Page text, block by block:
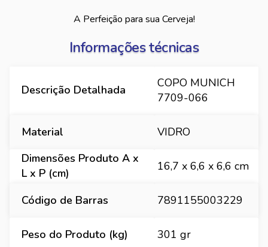
A Perfeição para sua Cerveja!
Informações técnicas
Descrição Detalhada
COPO MUNICH
7709-066
Material
VIDRO
Dimensões Produto A x
L x P (cm)
16,7 x 6,6 x 6,6 cm
Código de Barras 7891155003229
Peso do Produto (kg) 301 gr